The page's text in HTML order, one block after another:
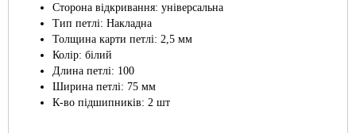
Сторона відкривання: універсальна
Тип петлі: Накладна
Толщина карти петлі: 2,5 мм
Колір: білий
Длина петлі: 100
Ширина петлі: 75 мм
К-во підшипників: 2 шт